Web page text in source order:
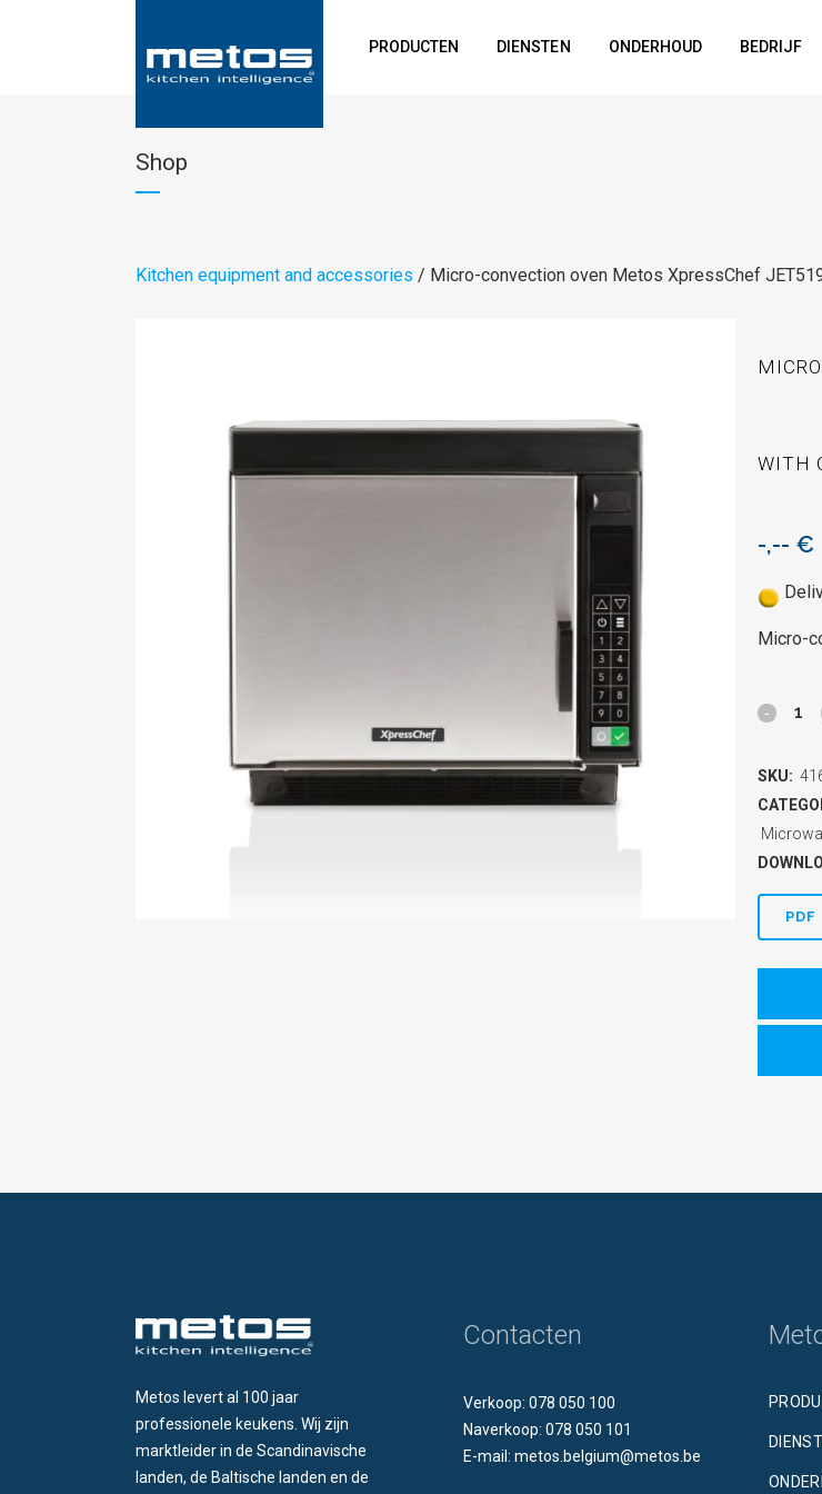
PRODUCTEN DIENSTEN ONDERHOUD BEDRIJF
Shop
Kitchen equipment and accessories / Micro-convection oven Metos XpressChef
WITH
-,-- €
Micro-
Micro-
oven
Metos
SKU:
PDF
Metos levert al 100 jaar
professionele keukens. Wij zijn
marktleider in de Scandinavische
landen, de Baltische landen en de
Contacten
Verkoop: 078 050 100
Naverkoop: 078 050 101
E-mail: metos.belgium@metos.be